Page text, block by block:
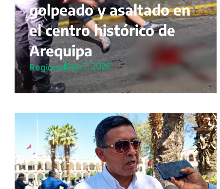
golpeado y asaltado en
el centro histórico de
Arequipa
RegionalAgo 7, 2026